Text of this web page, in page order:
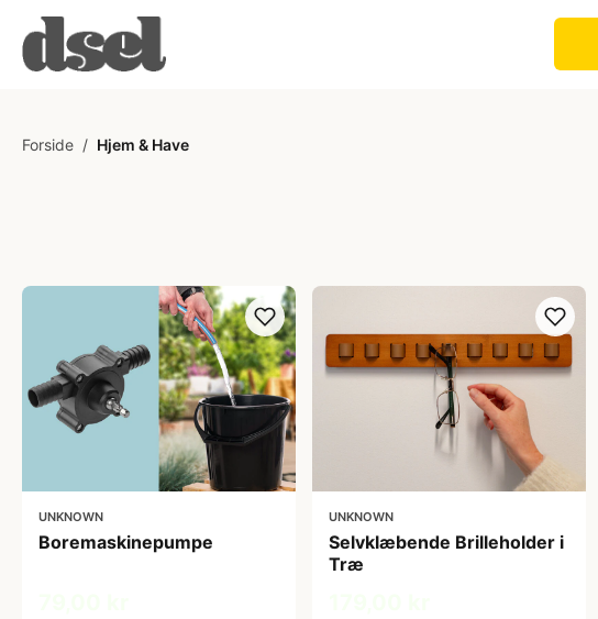
Forside / Hjem & Have
UNKNOWN
Boremaskinepumpe
UNKNOWN
Selvklæbende Brilleholder i
Træ